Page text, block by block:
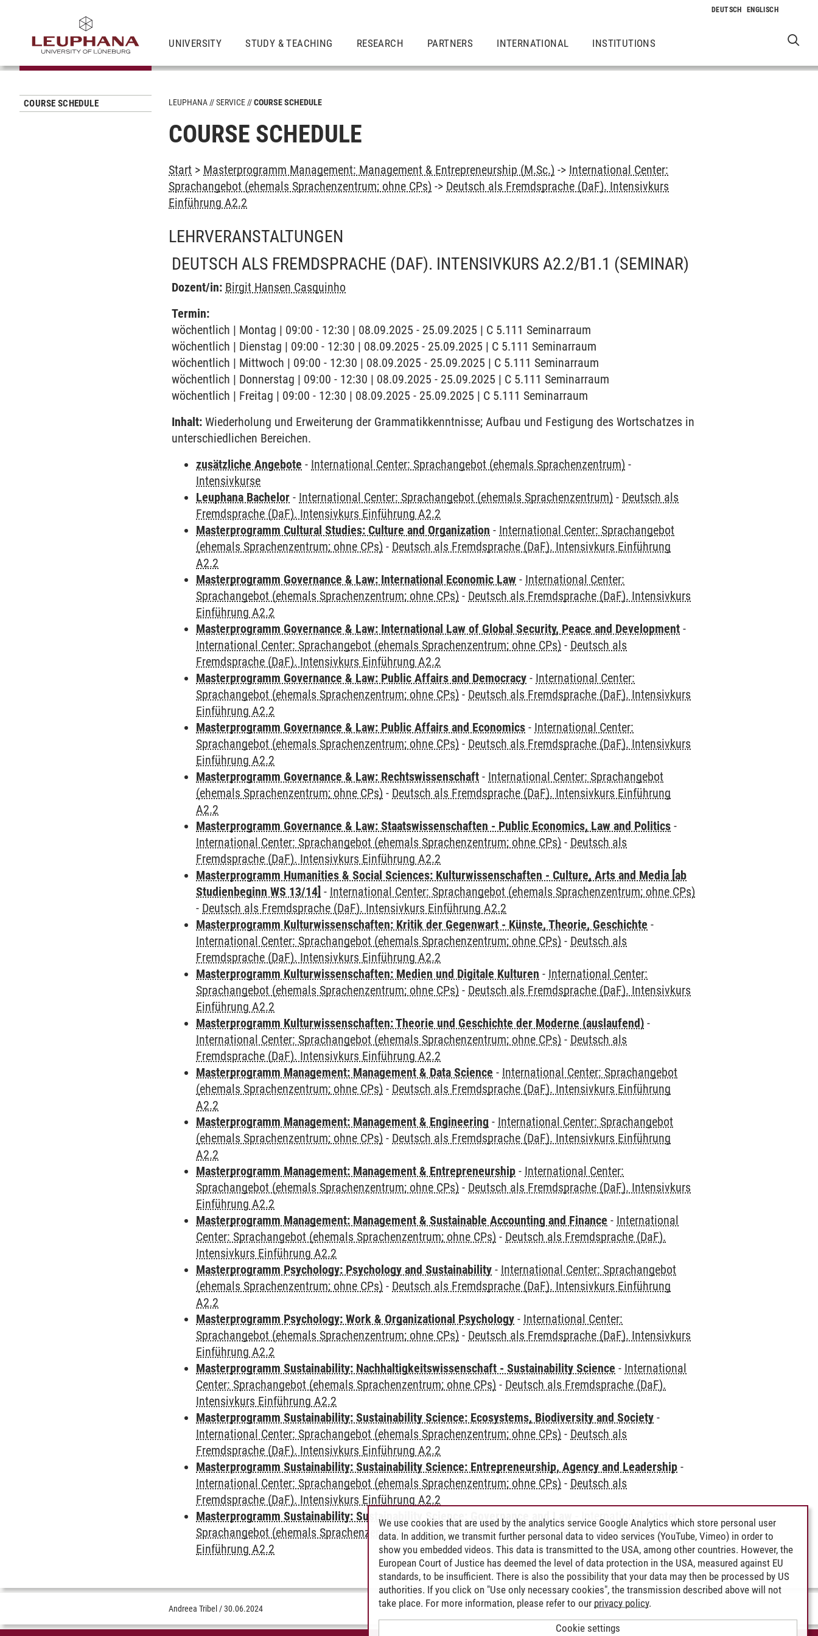
UNIVERSITY STUDY & TEACHING RESEARCH PARTNERS INTERNATIONAL INSTITUTIONS
COURSE SCHEDULE LEUPHANA SERVICE COURSE SCHEDULE
COURSE SCHEDULE
Start > Masterprogramm Management: Management & Entrepreneurship (M.Sc.) -> International Center:
Sprachangebot (ehemals Sprachenzentrum; ohne CPs) -> Deutsch als Fremdsprache (DaF). Intensivkurs
Einführung A2.2
LEHRVERANSTALTUNGEN
DEUTSCH ALS FREMDSPRACHE (DAF). INTENSIVKURS A2.2/B1.1 (SEMINAR)
Dozent/in: Birgit Hansen Casquinho
Termin:
wöchentlich | Montag | 09:00 - 12:30 | 08.09.2025 - 25.09.2025 | C 5.111 Seminarraum
wöchentlich | Dienstag | 09:00 - 12:30 | 08.09.2025 - 25.09.2025 | C 5.111 Seminarraum
wöchentlich | Mittwoch | 09:00 - 12:30 | 08.09.2025 - 25.09.2025 | C 5.111 Seminarraum
wöchentlich | Donnerstag | 09:00 - 12:30 | 08.09.2025 - 25.09.2025 | C 5.111 Seminarraum
wöchentlich | Freitag | 09:00 - 12:30 | 08.09.2025 - 25.09.2025 | C 5.111 Seminarraum
Inhalt: Wiederholung und Erweiterung der Grammatikkenntnisse; Aufbau und Festigung des Wortschatzes in
unterschiedlichen Bereichen.
zusätzliche Angebote - International Center: Sprachangebot (ehemals Sprachenzentrum) -
Intensivkurse
Leuphana Bachelor - International Center: Sprachangebot (ehemals Sprachenzentrum) - Deutsch als
Fremdsprache (DaF). Intensivkurs Einführung A2.2
Masterprogramm Cultural Studies: Culture and Organization - International Center: Sprachangebot
(ehemals Sprachenzentrum; ohne CPs) - Deutsch als Fremdsprache (DaF). Intensivkurs Einführung
A2.2
Masterprogramm Governance & Law: International Economic Law - International Center:
Sprachangebot (ehemals Sprachenzentrum; ohne CPs) - Deutsch als Fremdsprache (DaF). Intensivkurs
Einführung A2.2
Masterprogramm Governance & Law: International Law of Global Security, Peace and Development -
International Center: Sprachangebot (ehemals Sprachenzentrum; ohne CPs) - Deutsch als
Fremdsprache (DaF). Intensivkurs Einführung A2.2
Masterprogramm Governance & Law: Public Affairs and Democracy - International Center:
Sprachangebot (ehemals Sprachenzentrum; ohne CPs) - Deutsch als Fremdsprache (DaF). Intensivkurs
Einführung A2.2
Masterprogramm Governance & Law: Public Affairs and Economics - International Center:
Sprachangebot (ehemals Sprachenzentrum; ohne CPs) - Deutsch als Fremdsprache (DaF). Intensivkurs
Einführung A2.2
Masterprogramm Governance & Law: Rechtswissenschaft - International Center: Sprachangebot
(ehemals Sprachenzentrum; ohne CPs) - Deutsch als Fremdsprache (DaF). Intensivkurs Einführung
A2.2
Masterprogramm Governance & Law: Staatswissenschaften - Public Economics, Law and Politics -
International Center: Sprachangebot (ehemals Sprachenzentrum; ohne CPs) - Deutsch als
Fremdsprache (DaF). Intensivkurs Einführung A2.2
Masterprogramm Humanities & Social Sciences: Kulturwissenschaften - Culture, Arts and Media [ab
Studienbeginn WS 13/14] - International Center: Sprachangebot (ehemals Sprachenzentrum; ohne CPs)
- Deutsch als Fremdsprache (DaF). Intensivkurs Einführung A2.2
Masterprogramm Kulturwissenschaften: Kritik der Gegenwart - Künste, Theorie, Geschichte -
International Center: Sprachangebot (ehemals Sprachenzentrum; ohne CPs) - Deutsch als
Fremdsprache (DaF). Intensivkurs Einführung A2.2
Masterprogramm Kulturwissenschaften: Medien und Digitale Kulturen - International Center:
Sprachangebot (ehemals Sprachenzentrum; ohne CPs) - Deutsch als Fremdsprache (DaF). Intensivkurs
Einführung A2.2
Masterprogramm Kulturwissenschaften: Theorie und Geschichte der Moderne (auslaufend) -
International Center: Sprachangebot (ehemals Sprachenzentrum; ohne CPs) - Deutsch als
Fremdsprache (DaF). Intensivkurs Einführung A2.2
Masterprogramm Management: Management & Data Science - International Center: Sprachangebot
(ehemals Sprachenzentrum; ohne CPs) - Deutsch als Fremdsprache (DaF). Intensivkurs Einführung
A2.2
Masterprogramm Management: Management & Engineering - International Center: Sprachangebot
(ehemals Sprachenzentrum; ohne CPs) - Deutsch als Fremdsprache (DaF). Intensivkurs Einführung
A2.2
Masterprogramm Management: Management & Entrepreneurship - International Center:
Sprachangebot (ehemals Sprachenzentrum; ohne CPs) - Deutsch als Fremdsprache (DaF). Intensivkurs
Einführung A2.2
Masterprogramm Management: Management & Sustainable Accounting and Finance - International
Center: Sprachangebot (ehemals Sprachenzentrum; ohne CPs) - Deutsch als Fremdsprache (DaF).
Intensivkurs Einführung A2.2
Masterprogramm Psychology: Psychology and Sustainability - International Center: Sprachangebot
(ehemals Sprachenzentrum; ohne CPs) - Deutsch als Fremdsprache (DaF). Intensivkurs Einführung
A2.2
Masterprogramm Psychology: Work & Organizational Psychology - International Center:
Sprachangebot (ehemals Sprachenzentrum; ohne CPs) - Deutsch als Fremdsprache (DaF). Intensivkurs
Einführung A2.2
Masterprogramm Sustainability: Nachhaltigkeitswissenschaft - Sustainability Science - International
Center: Sprachangebot (ehemals Sprachenzentrum; ohne CPs) - Deutsch als Fremdsprache (DaF).
Intensivkurs Einführung A2.2
Masterprogramm Sustainability: Sustainability Science: Ecosystems, Biodiversity and Society -
International Center: Sprachangebot (ehemals Sprachenzentrum; ohne CPs) - Deutsch als
Fremdsprache (DaF). Intensivkurs Einführung A2.2
Masterprogramm Sustainability: Sustainability Science: Entrepreneurship, Agency and Leadership -
International Center: Sprachangebot (ehemals Sprachenzentrum; ohne CPs) - Deutsch als
Fremdsprache (DaF). Intensivkurs Einführung A2.2
Masterprogramm Sustainability: Sustainability Science: Governance and Law
International Center:
Sprachangebot (ehemals Sprachenzentrum; ohne CPs)-Deutsch als Fremdsprache (DaF). Intensivkurs
Einführung A2.2
Andreea Tribel /30.06.2024
We use cookies that are used by the analytics service Google Analytics which store personal user
data. In addition, we transmit further personal data to video services (YouTube, Vimeo) in order to
show you embedded videos. This data is transmitted to the USA, among other countries. However, the
European Court of Justice has deemed the level of data protection in the USA, measured against EU
standards, to be insufficient. There is also the possibility that your data may then be processed by US
authorities. If you click on "Use only necessary cookies", the transmission described above will not
take place. For more information, please refer to our privacy policy.
Cookie settings